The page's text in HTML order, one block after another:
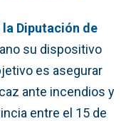
Diputación de
su dispositivo
es asegurar
ante incendios y
entre el 15 de